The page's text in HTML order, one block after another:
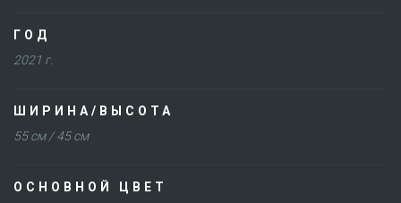
ГОД
2021 г.
ШИРИНА/ВЫСОТА
55 см / 45 см
ОСНОВНОЙ ЦВЕТ